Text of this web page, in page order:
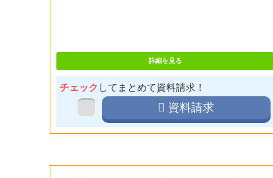
詳細を見る
チェック してまとめて資料請求！
資料請求